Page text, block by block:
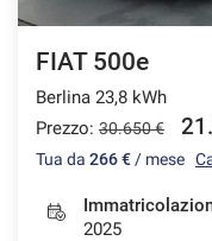
FIAT 500e
Berlina 23,8 kWh
Prezzo: 30.650 €
Tua da 266 € / mese
2025